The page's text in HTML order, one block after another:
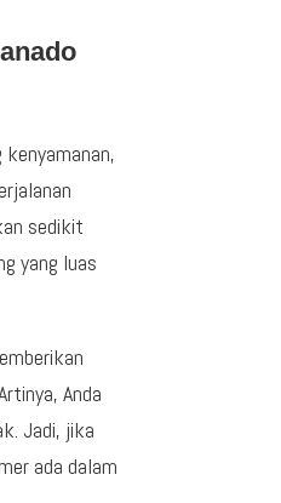
sedikit
yang luas
Anda
Jadi, jika
ada dalam